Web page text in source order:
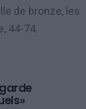
de bronze, les
44-74.